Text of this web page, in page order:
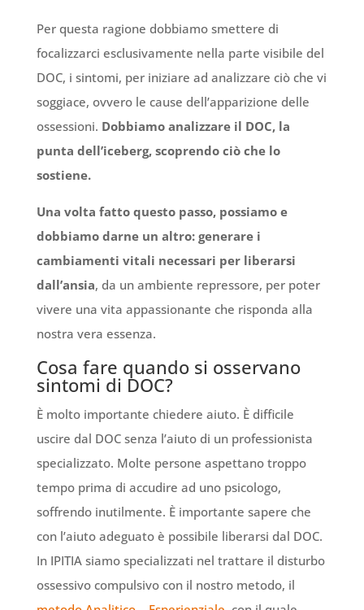
Per questa ragione dobbiamo smettere di
focalizzarci esclusivamente nella parte visibile del
DOC, i sintomi, per iniziare ad analizzare ciò che vi
soggiace, ovvero le cause dell’apparizione delle
ossessioni. Dobbiamo analizzare il DOC, la
punta dell’iceberg, scoprendo ciò che lo
sostiene.
Una volta fatto questo passo, possiamo e
dobbiamo darne un altro: generare i
cambiamenti vitali necessari per liberarsi
dall’ansia, da un ambiente repressore, per poter
vivere una vita appassionante che risponda alla
nostra vera essenza.
Cosa fare quando si osservano
sintomi di DOC?
È molto importante chiedere aiuto. È difficile
uscire dal DOC senza l’aiuto di un professionista
specializzato. Molte persone aspettano troppo
tempo prima di accudire ad uno psicologo,
soffrendo inutilmente. È importante sapere che
con l’aiuto adeguato è possibile liberarsi dal DOC.
In IPITIA siamo specializzati nel trattare il disturbo
ossessivo compulsivo con il nostro metodo, il